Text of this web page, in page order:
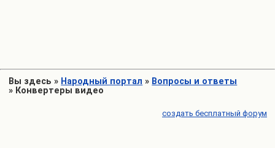
Вы здесь » Народный портал » Вопросы и ответы
» Конвертеры видео
создать бесплатный форум